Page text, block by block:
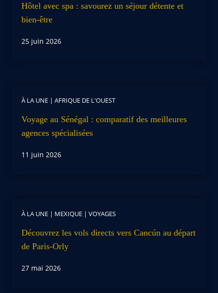
Hôtel avec spa : savourez un séjour détente et
bien-être
25 juin 2026
À LA UNE | AFRIQUE DE L'OUEST
Voyage au Sénégal : comparatif des meilleures
agences spécialisées
11 juin 2026
À LA UNE | MEXIQUE | VOYAGES
Découvrez les vols directs vers Cancún au départ
de Paris-Orly
27 mai 2026